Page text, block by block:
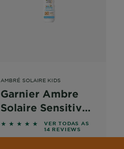
AMBRÉ SOLAIRE KIDS
Garnier Ambre
Solaire Sensitive
Advanced Pistola
Kids FPS50
5 out of 5 stars based on
VER TODAS AS
14 REVIEWS